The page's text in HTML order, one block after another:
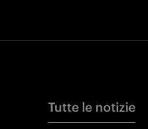
Tutte le notizie